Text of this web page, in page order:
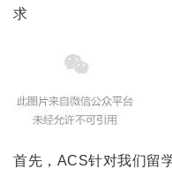
求
首先，ACS针对我们留